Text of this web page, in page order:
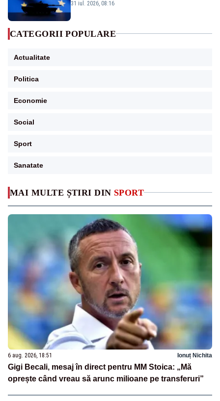
MAI MULTE ȘTIRI DIN SPORT
6 aug. 2026, 18:51 Ionuț Nichita
Gigi Becali, mesaj în direct pentru MM Stoica: „Mă
oprește când vreau să arunc milioane pe transferuri”
31 iul. 2026, 08:16
CATEGORII POPULARE
Actualitate
Politica
Economie
Social
Sport
Sanatate